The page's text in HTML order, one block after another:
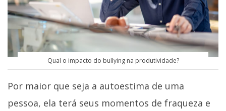
Qual o impacto do bullying na produtividade?
Por maior que seja a autoestima de uma
pessoa, ela terá seus momentos de fraqueza e